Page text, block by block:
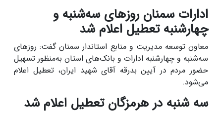
ادارات سمنان روزهای سه‌شنبه و
چهارشنبه تعطیل اعلام شد
معاون توسعه مدیریت و منابع استاندار سمنان گفت: روزهای
سه‌شنبه و چهارشنبه ادارات و بانک‌های استان به‌منظور تسهیل
حضور مردم در آیین بدرقه آقای شهید ایران، تعطیل اعلام
می‌شود.
سه شنبه در هرمزگان تعطیل اعلام شد